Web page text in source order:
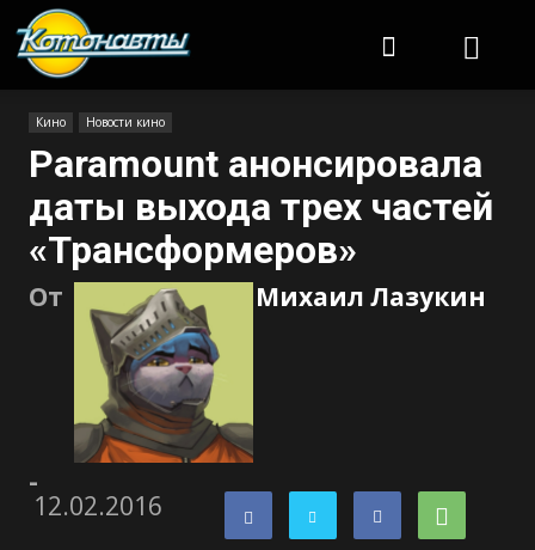
Кино Новости кино
Paramount анонсировала
даты выхода трех частей
«Трансформеров»
От Михаил Лазукин
-
12.02.2016